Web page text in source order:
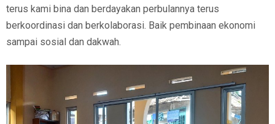
terus kami bina dan berdayakan perbulannya terus
berkoordinasi dan berkolaborasi. Baik pembinaan ekonomi
sampai sosial dan dakwah.